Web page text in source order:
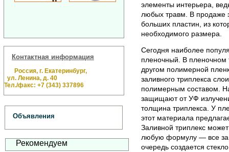
Контактная информация
Россия, г. Екатеринбург,
ул. Ленина, д. 40
Тел./факс: +7 (343) 337896
Объявления
Рекомендуем
элементы интерьера,
любых травм. В продаже
больших пластин, из
необходимого размера.
Сегодня наиболее
пленочный. В пленочном
другом полимерной
заливного триплекса
полимерным составом.
защищают от УФ
толщина триплекса. У
этот материала
Заливной триплекс
любую формулу — все
очередь создается